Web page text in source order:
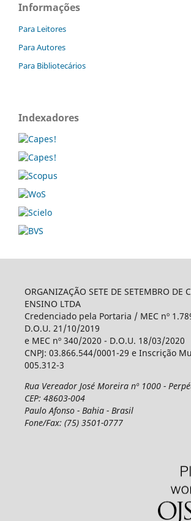
Informações
Para Leitores
Para Autores
Para Bibliotecários
Indexadores
ORGANIZAÇÃO SETE DE SETEMBRO DE
ENSINO LTDA
Credenciado pela Portaria / MEC nº
D.O.U. 21/10/2019
e MEC nº 340/2020 - D.O.U. 18/03/2020
CNPJ: 03.866.544/0001-29 e Inscrição
005.312-3
Rua Vereador José Moreira nº 1000 -
CEP: 48603-004
Paulo Afonso - Bahia - Brasil
Fone/Fax: (75) 3501-0777